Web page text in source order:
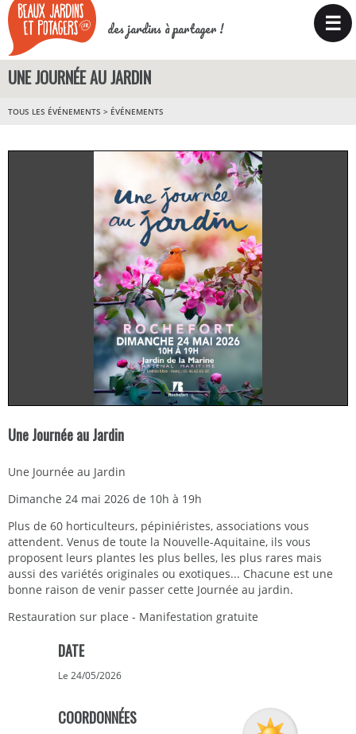
des jardins à partager ! ☰
UNE JOURNÉE AU JARDIN
TOUS LES ÉVÉNEMENTS > ÉVÉNEMENTS
Une Journée au Jardin
Une Journée au Jardin
Dimanche 24 mai 2026 de 10h à 19h
Plus de 60 horticulteurs, pépiniéristes, associations vous
attendent. Venus de toute la Nouvelle-Aquitaine, ils vous
proposent leurs plantes les plus belles, les plus rares mais
aussi des variétés originales ou exotiques... Chacune est une
bonne raison de venir passer cette Journée au jardin.
Restauration sur place - Manifestation gratuite
DATE
Le 24/05/2026
COORDONNÉES